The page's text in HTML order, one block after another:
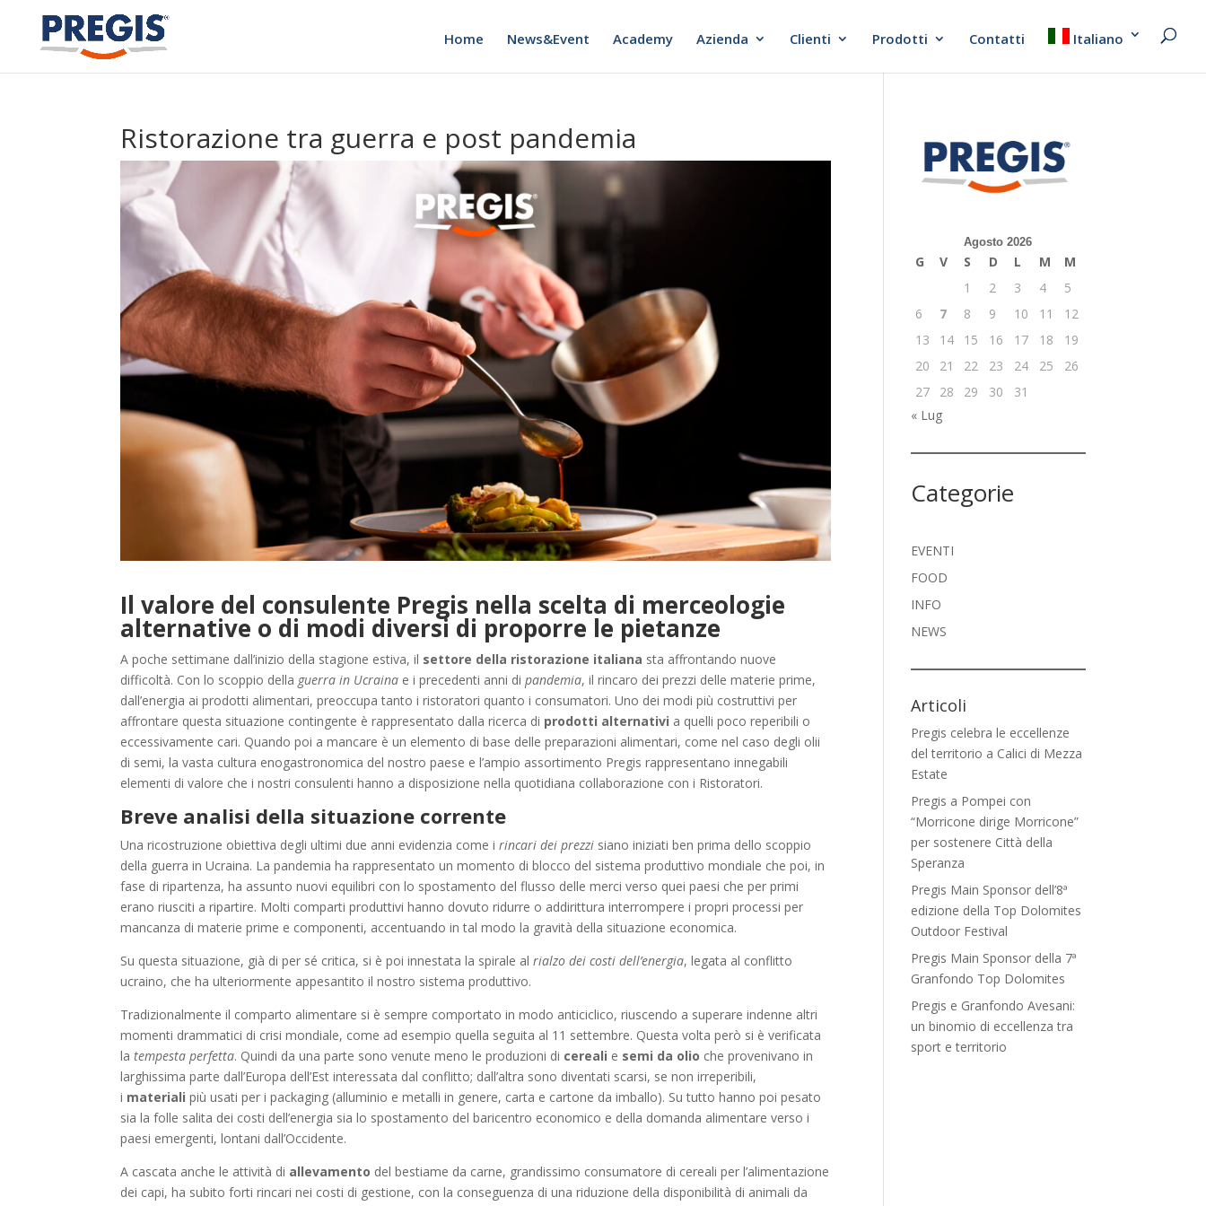
Home News&Event Academy Azienda Clienti Prodotti Contatti Italiano
Ristorazione tra guerra e post pandemia
Il valore del consulente Pregis nella scelta di merceologie
alternative o di modi diversi di proporre le pietanze
A poche settimane dall’inizio della stagione estiva, il settore della ristorazione italiana sta affrontando nuove
difficoltà. Con lo scoppio della guerra in Ucraina e i precedenti anni dipandemia, il rincaro dei prezzi delle materie prime,
dall’energia ai prodotti alimentari, preoccupa tanto i ristoratori quanto i consumatori. Uno dei modi più costruttivi per
affrontare questa situazione contingente è rappresentato dalla ricerca di prodotti alternativi a quelli poco reperibili o
eccessivamente cari. Quando poi a mancare è un elemento di base delle preparazioni alimentari, come nel caso degli olii
di semi, la vasta cultura enogastronomica del nostro paese e l’ampio assortimento Pregis rappresentano innegabili
elementi di valore che i nostri consulenti hanno a disposizione nella quotidiana collaborazione con i Ristoratori.
Breve analisi della situazione corrente
Una ricostruzione obiettiva degli ultimi due anni evidenzia come irincari dei prezzi siano iniziati ben prima dello scoppio
della guerra in Ucraina. La pandemia ha rappresentato un momento di blocco del sistema produttivo mondiale che poi, in
fase di ripartenza, ha assunto nuovi equilibri con lo spostamento del flusso delle merci verso quei paesi che per primi
erano riusciti a ripartire. Molti comparti produttivi hanno dovuto ridurre o addirittura interrompere i propri processi per
mancanza di materie prime e componenti, accentuando in tal modo la gravità della situazione economica.
Su questa situazione, già di per sé critica, si è poi innestata la spirale alrialzo dei costi dell’energia, legata al conflitto
ucraino, che ha ulteriormente appesantito il nostro sistema produttivo.
Tradizionalmente il comparto alimentare si è sempre comportato in modo anticiclico, riuscendo a superare indenne altri
momenti drammatici di crisi mondiale, come ad esempio quella seguita al 11 settembre. Questa volta però si è verificata
latempesta perfetta. Quindi da una parte sono venute meno le produzioni di cereali e semi da olio che provenivano in
larghissima parte dall’Europa dell’Est interessata dal conflitto; dall’altra sono diventati scarsi, se non irreperibili,
i materiali più usati per i packaging (alluminio e metalli in genere, carta e cartone da imballo). Su tutto hanno poi pesato
sia la folle salita dei costi dell’energia sia lo spostamento del baricentro economico e della domanda alimentare verso i
paesi emergenti, lontani dall’Occidente.
A cascata anche le attività di allevamento del bestiame da carne, grandissimo consumatore di cereali per l’alimentazione
dei capi, ha subito forti rincari nei costi di gestione, con la conseguenza di una riduzione della disponibilità di animali da
Agosto 2026
G V S D L M
M
1
2 3 4
5
6
7 8 9 10 11
12
13
14 15 16 17 18
19
20
21 22 23 24 25
26
27
28 29 30
31
« Lug
Categorie
EVENTI
FOOD
INFO
NEWS
Articoli
Pregis celebra le eccellenze
del territorio a Calici di Mezza
Estate
Pregis a Pompei con
“Morricone dirige Morricone”
per sostenere Città della
Speranza
Pregis Main Sponsor dell’8ª
edizione della Top Dolomites
Outdoor Festival
Pregis Main Sponsor della 7ª
Granfondo Top Dolomites
Pregis e Granfondo Avesani:
un binomio di eccellenza tra
sport e territorio